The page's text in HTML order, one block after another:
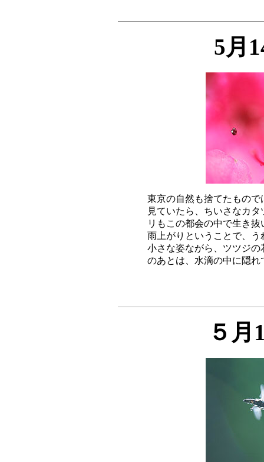
5月
東京の自然も捨てたもの
見ていたら、ちいさなカ
リもこの都会の中で生き
雨上がりということで、
小さな姿ながら、ツツジ
５月